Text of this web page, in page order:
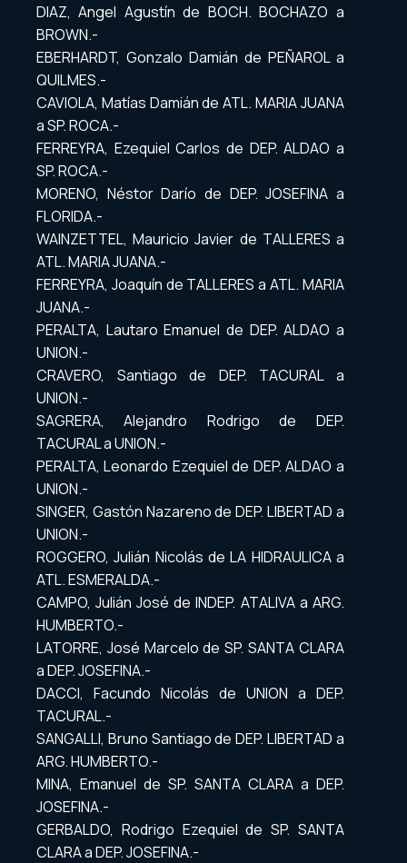
DIAZ, Angel Agustín de BOCH. BOCHAZO a
BROWN.-
EBERHARDT, Gonzalo Damián de PEÑAROL a
QUILMES.-
CAVIOLA, Matías Damián de ATL. MARIA JUANA
a SP. ROCA.-
FERREYRA, Ezequiel Carlos de DEP. ALDAO a
SP. ROCA.-
MORENO, Néstor Darío de DEP. JOSEFINA a
FLORIDA.-
WAINZETTEL, Mauricio Javier de TALLERES a
ATL. MARIA JUANA.-
FERREYRA, Joaquín de TALLERES a ATL. MARIA
JUANA.-
PERALTA, Lautaro Emanuel de DEP. ALDAO a
UNION.-
CRAVERO, Santiago de DEP. TACURAL a
UNION.-
SAGRERA, Alejandro Rodrigo de DEP.
TACURAL a UNION.-
PERALTA, Leonardo Ezequiel de DEP. ALDAO a
UNION.-
SINGER, Gastón Nazareno de DEP. LIBERTAD a
UNION.-
ROGGERO, Julián Nicolás de LA HIDRAULICA a
ATL. ESMERALDA.-
CAMPO, Julián José de INDEP. ATALIVA a ARG.
HUMBERTO.-
LATORRE, José Marcelo de SP. SANTA CLARA
a DEP. JOSEFINA.-
DACCI, Facundo Nicolás de UNION a DEP.
TACURAL.-
SANGALLI, Bruno Santiago de DEP. LIBERTAD a
ARG. HUMBERTO.-
MINA, Emanuel de SP. SANTA CLARA a DEP.
JOSEFINA.-
GERBALDO, Rodrigo Ezequiel de SP. SANTA
CLARA a DEP. JOSEFINA.-